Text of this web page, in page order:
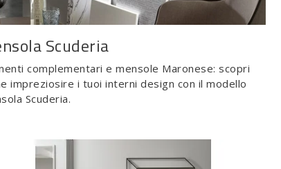
Scuderia
complementari e mensole Maronese: scopri
impreziosire i tuoi interni design con il modello
Scuderia.